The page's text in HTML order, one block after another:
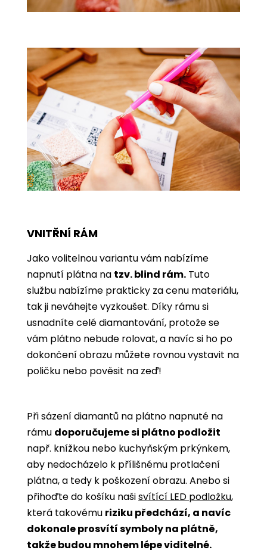
VNITŘNÍ RÁM
Jako volitelnou variantu vám nabízíme
napnutí plátna na tzv. blind rám. Tuto
službu nabízíme prakticky za cenu materiálu,
tak ji neváhejte vyzkoušet. Díky rámu si
usnadníte celé diamantování, protože se
vám plátno nebude rolovat, a navíc si ho po
dokončení obrazu můžete rovnou vystavit na
poličku nebo pověsit na zeď!
Při sázení diamantů na plátno napnuté na
rámu doporučujeme si plátno podložit
např. knížkou nebo kuchyňským prkýnkem,
aby nedocházelo k přílišnému protlačení
plátna, a tedy k poškození obrazu. Anebo si
přihoďte do košíku našisvítící LED podložku,
která takovému riziku předchází, a navíc
dokonale prosvítí symboly na plátně,
takže budou mnohem lépe viditelné.